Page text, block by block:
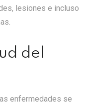
lesiones e incluso
del
enfermedades se